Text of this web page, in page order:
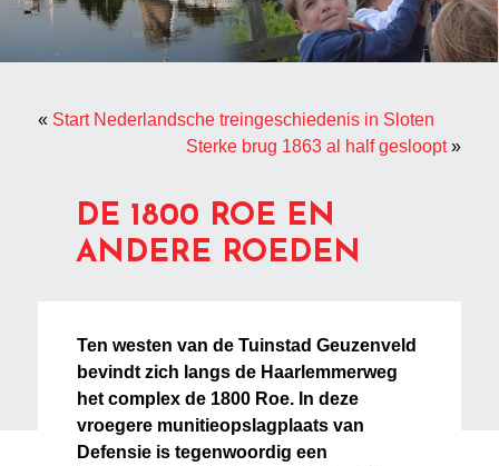
« Start Nederlandsche treingeschiedenis in Sloten
Sterke brug 1863 al half gesloopt»
DE 1800 ROE EN
ANDERE ROEDEN
Ten westen van de Tuinstad Geuzenveld
bevindt zich langs de Haarlemmerweg
het complex de 1800 Roe. In deze
vroegere munitieopslagplaats van
Defensie is tegenwoordig een